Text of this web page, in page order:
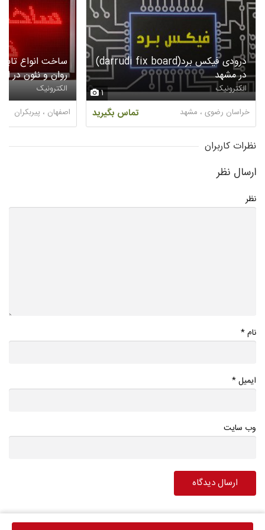
1
درودی فیکس برد(darrudi fix board)
در مشهد
الکترونیک
تماس بگیرید خراسان رضوی ، مشهد
روان و نئون در
الکترونیک
اصفهان ، پیربکران
نظرات کاربران
ارسال نظر
نظر
نام*
ایمیل*
وب سایت